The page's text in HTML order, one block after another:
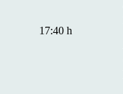
17:40 h